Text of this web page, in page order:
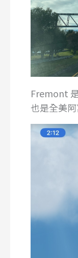
Fremont
也是全美